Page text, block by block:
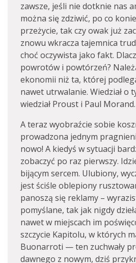
zawsze, jeśli nie dotknie nas
można się zdziwić, po co
przeżycie, tak czy owak już
znowu wkracza tajemnica
choć oczywista jako fakt.
powrotów i powtórzeń?
ekonomii niż ta, której
nawet utrwalanie. Wiedział o
wiedział Proust i Paul
A teraz wyobraźcie sobie
prowadzona jednym
nowo! A kiedyś w sytuacji
zobaczyć po raz pierwszy.
bijącym sercem. Ulubiony,
jest ściśle oblepiony
panoszą się reklamy –
pomyślane, tak jak nigdy
nawet w miejscach im
szczycie Kapitolu, w których
Buonarroti — ten zuchwały
dawnego z nowym, dziś